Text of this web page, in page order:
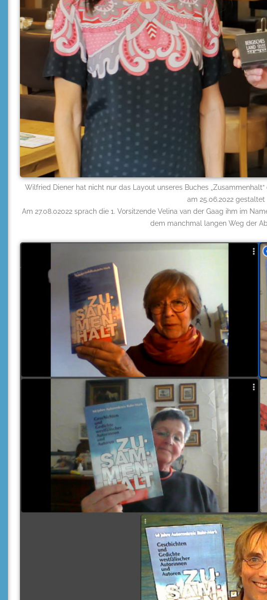
Wilfried Diener hat nicht nur das Layout unseres Buches
am 25.06.2022
Am 27.08.02022 sprach die 1. Vorsitzende Velina van der Gaag ihm im
dem manchmal langen Weg der